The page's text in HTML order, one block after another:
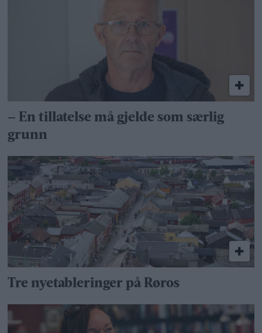
– En tillatelse må gjelde som særlig
grunn
Tre nyetableringer på Røros